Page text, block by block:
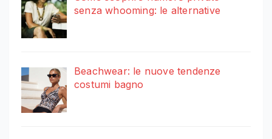
senza whooming: le alternative
Beachwear: le nuove tendenze
costumi bagno